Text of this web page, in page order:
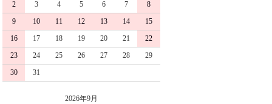
2
3 4 5 6 7
8
9
10 11 12 13 14
15
16
17 18 19 20 21
22
23
24 25 26 27 28
29
30
31
2026年9月